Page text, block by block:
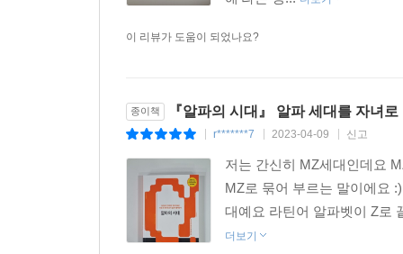
이 리뷰가 도움이 되었나요?
종이책 『알파의 시대』 알파 세대를 자녀
r*******7 2023-04-09 신고
저는 간신히 MZ세대인데요
MZ로 묶어 부르는 말이에요
대예요 라틴어 알파벳이 Z로
더보기